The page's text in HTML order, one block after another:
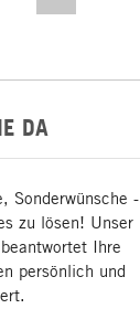
DA
Sonderwünsche -
zu lösen! Unser
Ihre
persönlich und